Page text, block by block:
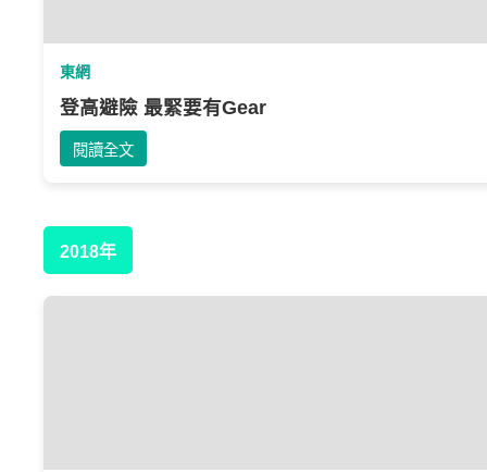
東網
登高避險 最緊要有Gear
閱讀全文
2018年